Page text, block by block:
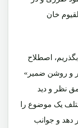
خان
اصطلاح
و روشن ضمیر»
نظر و دید
یک موضوع را
دهد و جوانب